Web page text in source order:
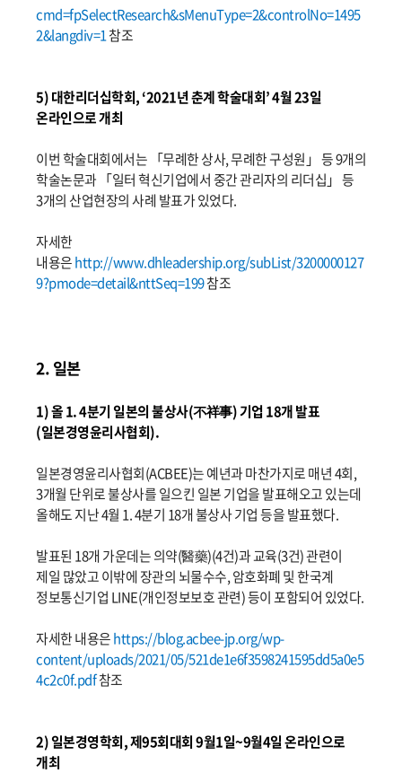
cmd=fpSelectResearch&sMenuType=2&controlNo=1495
2&langdiv=1참조
5) 대한리더십학회, ‘2021년 춘계 학술대회’ 4월 23일
온라인으로 개최
이번 학술대회에서는 「무례한 상사, 무례한 구성원」 등 9개의
학술논문과 「일터 혁신기업에서 중간 관리자의 리더십」 등
3개의 산업현장의 사례 발표가 있었다.
자세한
내용은http://www.dhleadership.org/subList/3200000127
9?pmode=detail&nttSeq=199참조
2. 일본
1) 올 1. 4분기 일본의 불상사(不祥事) 기업 18개 발표
(일본경영윤리사협회).
일본경영윤리사협회(ACBEE)는 예년과 마찬가지로 매년 4회,
3개월 단위로 불상사를 일으킨 일본 기업을 발표해오고 있는데
올해도 지난 4월 1. 4분기 18개 불상사 기업 등을 발표했다.
발표된 18개 가운데는 의약(醫藥)(4건)과 교육(3건) 관련이
제일 많았고 이밖에 장관의 뇌물수수, 암호화폐 및 한국계
정보통신기업 LINE(개인정보보호 관련) 등이 포함되어 있었다.
자세한 내용은https://blog.acbee-jp.org/wp-
content/uploads/2021/05/521de1e6f3598241595dd5a0e5
4c2c0f.pdf참조
2) 일본경영학회, 제95회대회 9월1일~9월4일 온라인으로
개최